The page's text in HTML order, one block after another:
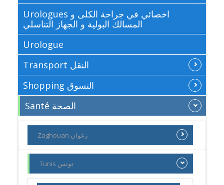
Urologues اخصائي في جراحة الكلى و
المسالك البولية و الجهاز التناسلي
Urologue
Transport النقل
Shopping التسوق
Santé الصحة
Zaghouan زغوان
Tunis تونس